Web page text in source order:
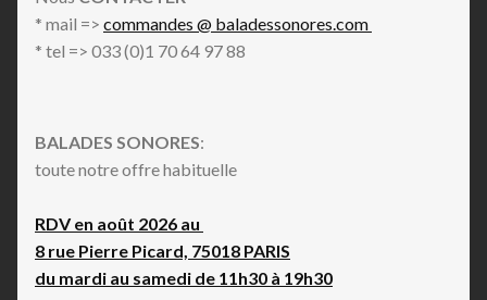
* mail => commandes @ baladessonores.com
* tel => 033 (0)1 70 64 97 88
BALADES SONORES:
toute notre offre habituelle
RDV en août 2026 au
8 rue Pierre Picard, 75018 PARIS
du mardi au samedi de 11h30 à 19h30